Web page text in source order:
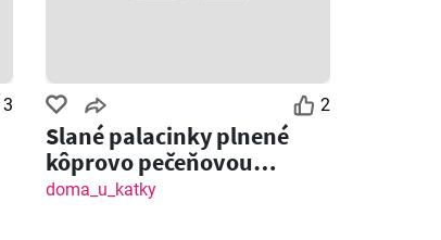
3 2
Slané palacinky plnené
kôprovo pečeňovou
plnkou
doma_u_katky